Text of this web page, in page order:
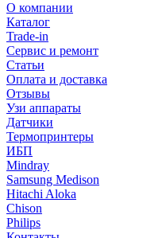
О компании
Каталог
Trade-in
Сервис и ремонт
Статьи
Оплата и доставка
Отзывы
Узи аппараты
Датчики
Термопринтеры
ИБП
Mindray
Samsung Medison
Hitachi Aloka
Сhison
Philips